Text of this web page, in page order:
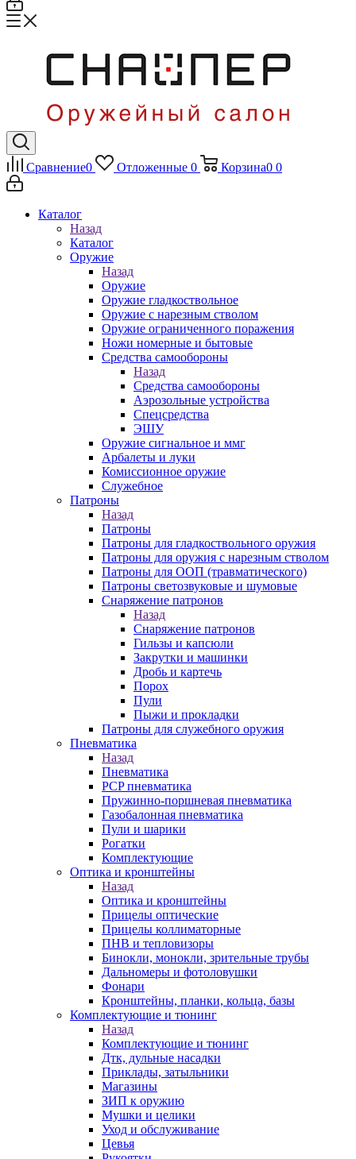
Сравнение0 Отложенные 0 Корзина0 0
Каталог
Назад
Каталог
Оружие
Назад
Оружие
Оружие гладкоствольное
Оружие с нарезным стволом
Оружие ограниченного поражения
Ножи номерные и бытовые
Средства самообороны
Назад
Средства самообороны
Аэрозольные устройства
Спецсредства
ЭШУ
Оружие сигнальное и ммг
Арбалеты и луки
Комиссионное оружие
Служебное
Патроны
Назад
Патроны
Патроны для гладкоствольного оружия
Патроны для оружия с нарезным стволом
Патроны для ООП (травматического)
Патроны светозвуковые и шумовые
Снаряжение патронов
Назад
Снаряжение патронов
Гильзы и капсюли
Закрутки и машинки
Дробь и картечь
Порох
Пули
Пыжи и прокладки
Патроны для служебного оружия
Пневматика
Назад
Пневматика
PCP пневматика
Пружинно-поршневая пневматика
Газобалонная пневматика
Пули и шарики
Рогатки
Комплектующие
Оптика и кронштейны
Назад
Оптика и кронштейны
Прицелы оптические
Прицелы коллиматорные
ПНВ и тепловизоры
Бинокли, монокли, зрительные трубы
Дальномеры и фотоловушки
Фонари
Кронштейны, планки, кольца, базы
Комплектующие и тюнинг
Назад
Комплектующие и тюнинг
Дтк, дульные насадки
Приклады, затыльники
Магазины
ЗИП к оружию
Мушки и целики
Уход и обслуживание
Цевья